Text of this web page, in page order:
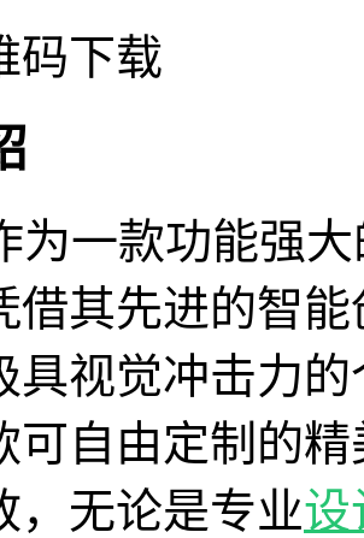
码下载
为一款功能强
借其先进的智
具视觉冲击力
可自由定制的
，无论是专业设